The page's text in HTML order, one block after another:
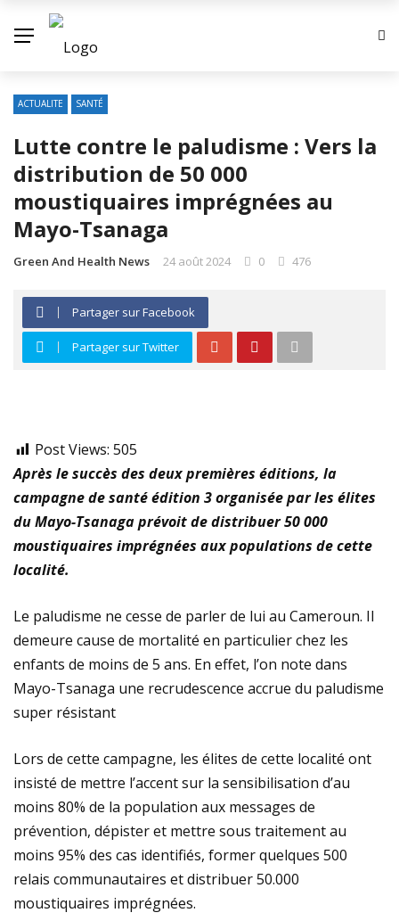
ACTUALITE SANTÉ
Lutte contre le paludisme : Vers la
distribution de 50 000
moustiquaires imprégnées au
Mayo-Tsanaga
Green And Health News 24 août 2024 0 476
Partager sur Facebook
Partager sur Twitter
Post Views: 505
Après le succès des deux premières éditions, la
campagne de santé édition 3 organisée par les élites
du Mayo-Tsanaga prévoit de distribuer 50 000
moustiquaires imprégnées aux populations de cette
localité.
Le paludisme ne cesse de parler de lui au Cameroun. Il
demeure cause de mortalité en particulier chez les
enfants de moins de 5 ans. En effet, l’on note dans
Mayo-Tsanaga une recrudescence accrue du paludisme
super résistant
Lors de cette campagne, les élites de cette localité ont
insisté de mettre l’accent sur la sensibilisation d’au
moins 80% de la population aux messages de
prévention, dépister et mettre sous traitement au
moins 95% des cas identifiés, former quelques 500
relais communautaires et distribuer 50.000
moustiquaires imprégnées.